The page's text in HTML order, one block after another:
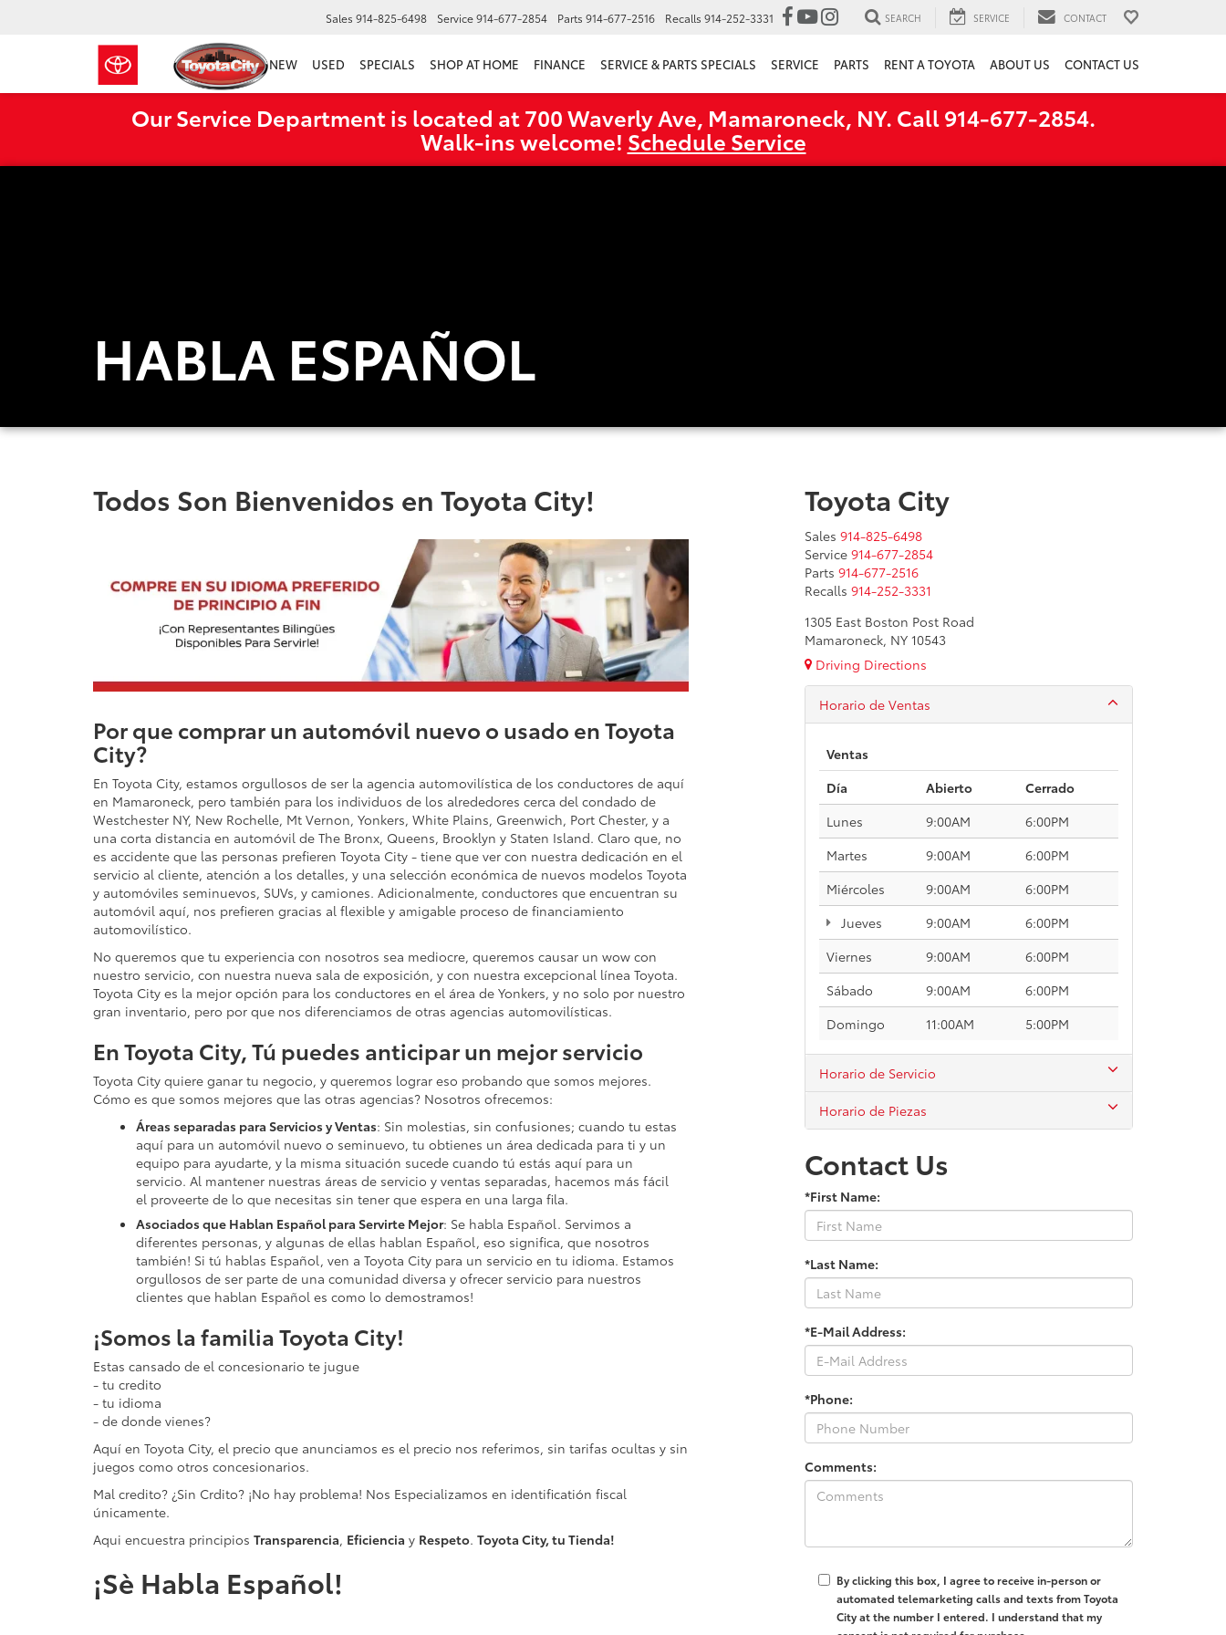
Sales 914-825-6498 Service914-677-2854 Parts 914-677-2516 Recalls 914-252-3331 SEARCH SERVICE CONTACT
NEW USED SPECIALS SHOP AT HOME FINANCE SERVICE & PARTS SPECIALS SERVICE PARTS RENT A TOYOTA ABOUT US CONTACT US
Our Service Department is located at 700 Waverly Ave, Mamaroneck, NY. Call 914-677-2854.
Walk‑ins welcome! Schedule Service
HABLA ESPAÑOL
Todos Son Bienvenidos en Toyota City!
Por que comprar un automóvil nuevo o usado en Toyota
City?
En Toyota City, estamos orgullosos de ser la agencia automovilística de los conductores de aquí
en Mamaroneck, pero también para los individuos de los alrededores cerca del condado de
Westchester NY, New Rochelle, Mt Vernon, Yonkers, White Plains, Greenwich, Port Chester, y a
una corta distancia en automóvil de The Bronx, Queens, Brooklyn y Staten Island. Claro que, no
es accidente que las personas prefieren Toyota City - tiene que ver con nuestra dedicación en el
servicio al cliente, atención a los detalles, y una selección económica de nuevos modelos Toyota
y automóviles seminuevos, SUVs, y camiones. Adicionalmente, conductores que encuentran su
automóvil aquí, nos prefieren gracias al flexible y amigable proceso de financiamiento
automovilístico.
No queremos que tu experiencia con nosotros sea mediocre, queremos causar un wow con
nuestro servicio, con nuestra nueva sala de exposición, y con nuestra excepcional línea Toyota.
Toyota City es la mejor opción para los conductores en el área de Yonkers, y no solo por nuestro
gran inventario, pero por que nos diferenciamos de otras agencias automovilísticas.
En Toyota City, Tú puedes anticipar un mejor servicio
Toyota City quiere ganar tu negocio, y queremos lograr eso probando que somos mejores.
Cómo es que somos mejores que las otras agencias? Nosotros ofrecemos:
Áreas separadas para Servicios y Ventas: Sin molestias, sin confusiones; cuando tu estas
aquí para un automóvil nuevo o seminuevo, tu obtienes un área dedicada para ti y un
equipo para ayudarte, y la misma situación sucede cuando tú estás aquí para un
servicio. Al mantener nuestras áreas de servicio y ventas separadas, hacemos más fácil
el proveerte de lo que necesitas sin tener que espera en una larga fila.
Asociados que Hablan Español para Servirte Mejor: Se habla Español. Servimos a
diferentes personas, y algunas de ellas hablan Español, eso significa, que nosotros
también! Si tú hablas Español, ven a Toyota City para un servicio en tu idioma. Estamos
orgullosos de ser parte de una comunidad diversa y ofrecer servicio para nuestros
clientes que hablan Español es como lo demostramos!
¡Somos la familia Toyota City!
Estas cansado de el concesionario te jugue
- tu credito
- tu idioma
- de donde vienes?
Aquí en Toyota City, el precio que anunciamos es el precio nos referimos, sin tarifas ocultas y sin
juegos como otros concesionarios.
Mal credito? ¿Sin Crdito? ¡No hay problema! Nos Especializamos en identificatión fiscal
únicamente.
Aqui encuestra principios Transparencia, Eficiencia y Respeto. Toyota City, tu Tienda!
¡Sè Habla Español!
Toyota City
Sales 914-825-6498
Service 914-677-2854
Parts 914-677-2516
Recalls 914-252-3331
1305 East Boston Post Road
Mamaroneck, NY 10543
Driving Directions
Horario de Ventas
Ventas
Día
Abierto
Cerrado
Lunes
9:00AM
6:00PM
Martes
9:00AM
6:00PM
Miércoles
9:00AM
6:00PM
Jueves
9:00AM
6:00PM
Viernes
9:00AM
6:00PM
Sábado
9:00AM
6:00PM
Domingo
11:00AM 5:00PM
Horario de Servicio
Horario de Piezas
Contact Us
*First Name:
*Last Name:
*E-Mail Address:
*Phone:
Comments:
By clicking this box, I agree to receive in-person or
automated telemarketing calls and texts from Toyota
City at the number I entered. I understand that my